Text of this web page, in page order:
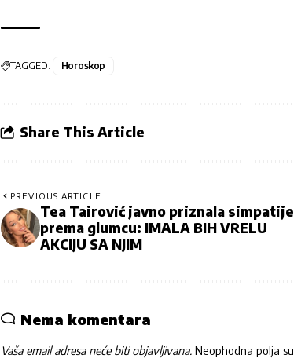
TAGGED: Horoskop
Share This Article
PREVIOUS ARTICLE
Tea Tairović javno priznala simpatije
prema glumcu: IMALA BIH VRELU
AKCIJU SA NJIM
Nema komentara
Vaša email adresa neće biti objavljivana. Neophodna polja